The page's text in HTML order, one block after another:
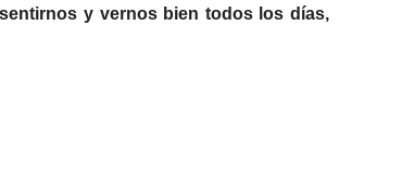
y vernos bien todos los días,